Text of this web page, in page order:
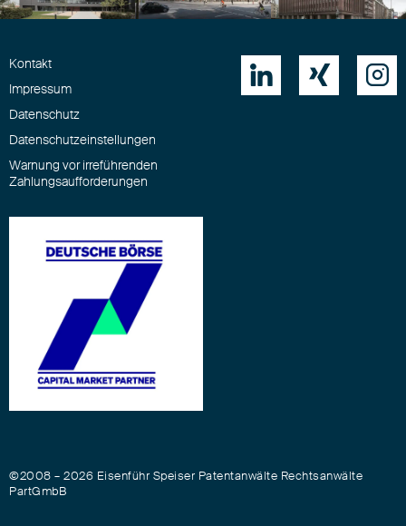
Kontakt
Impressum
Datenschutz
Datenschutzeinstellungen
Warnung vor irreführenden
Zahlungsaufforderungen
  
©2008 – 2026 Eisenführ Speiser Patentanwälte Rechtsanwälte
PartGmbB